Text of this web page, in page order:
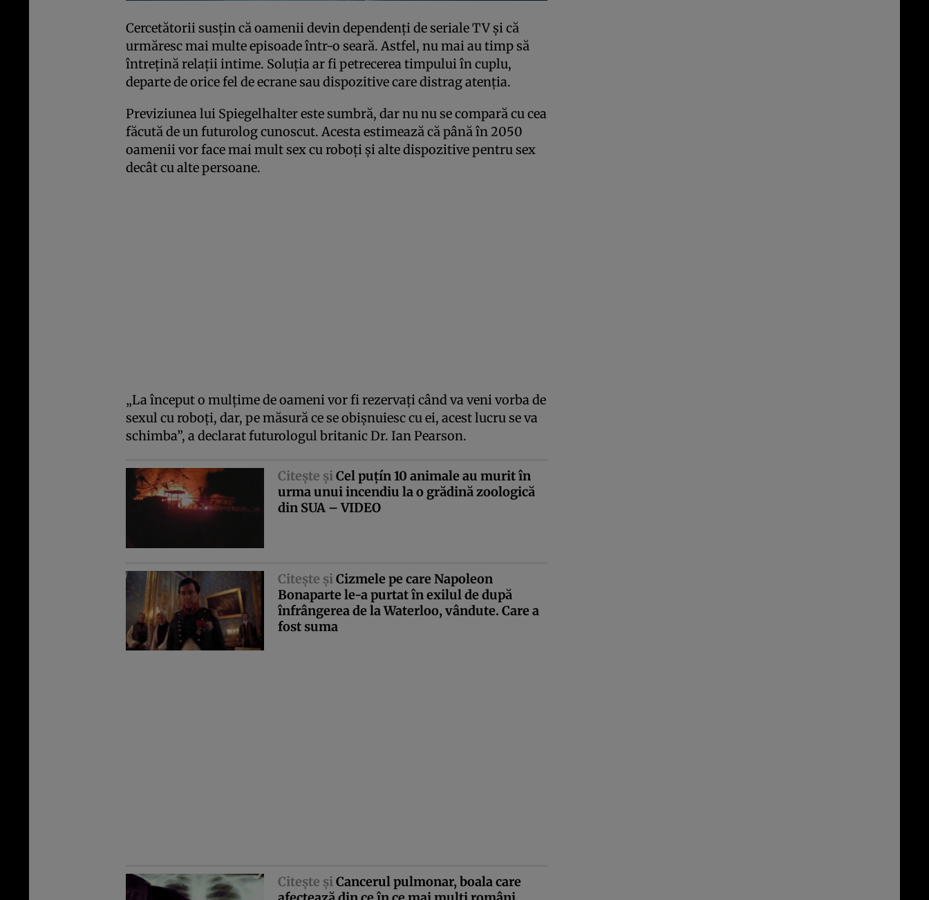
Cercetătorii susţin că oamenii devin dependenţi de seriale TV şi că
urmăresc mai multe episoade într-o seară. Astfel, nu mai au timp să
întreţină relaţii intime. Soluţia ar fi petrecerea timpului în cuplu,
departe de orice fel de ecrane sau dispozitive care distrag atenţia.
Previziunea lui Spiegelhalter este sumbră, dar nu nu se compară cu cea
făcută de un futurolog cunoscut. Acesta estimează că până în 2050
oamenii vor face mai mult sex cu roboţi şi alte dispozitive pentru sex
decât cu alte persoane.
„La început o mulţime de oameni vor fi rezervaţi când va veni vorba de
sexul cu roboţi, dar, pe măsură ce se obişnuiesc cu ei, acest lucru se va
schimba”, a declarat futurologul britanic Dr. Ian Pearson.
Citeşte şiCel puţín 10 animale au murit în
urma unui incendiu la o grădină zoologică
din SUA – VIDEO
Citeşte şiCizmele pe care Napoleon
Bonaparte le-a purtat în exilul de după
înfrângerea de la Waterloo, vândute. Care a
fost suma
Citeşte şiCancerul pulmonar, boala care